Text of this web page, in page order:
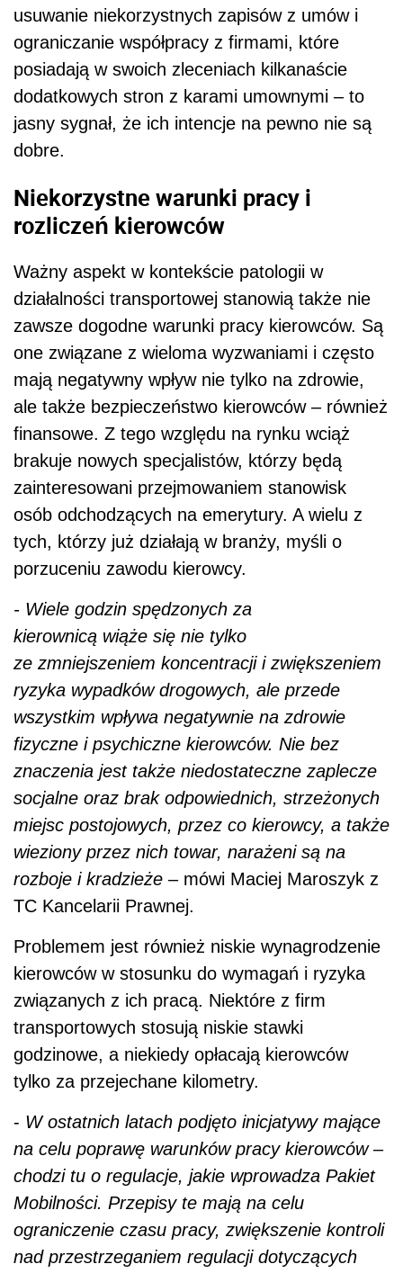
usuwanie niekorzystnych zapisów z umów i
ograniczanie współpracy z firmami, które
posiadają w swoich zleceniach kilkanaście
dodatkowych stron z karami umownymi – to
jasny sygnał, że ich intencje na pewno nie są
dobre.
Niekorzystne warunki pracy i
rozliczeń kierowców
Ważny aspekt w kontekście patologii w
działalności transportowej stanowią także nie
zawsze dogodne warunki pracy kierowców. Są
one związane z wieloma wyzwaniami i często
mają negatywny wpływ nie tylko na zdrowie,
ale także bezpieczeństwo kierowców – również
finansowe. Z tego względu na rynku wciąż
brakuje nowych specjalistów, którzy będą
zainteresowani przejmowaniem stanowisk
osób odchodzących na emerytury. A wielu z
tych, którzy już działają w branży, myśli o
porzuceniu zawodu kierowcy.
- Wiele godzin spędzonych za
kierownicą wiąże się nie tylko
ze zmniejszeniem koncentracji i zwiększeniem
ryzyka wypadków drogowych, ale przede
wszystkim wpływa negatywnie na zdrowie
fizyczne i psychiczne kierowców. Nie bez
znaczenia jest także niedostateczne zaplecze
socjalne oraz brak odpowiednich, strzeżonych
miejsc postojowych, przez co kierowcy, a także
wieziony przez nich towar, narażeni są na
rozboje i kradzieże – mówi Maciej Maroszyk z
TC Kancelarii Prawnej.
Problemem jest również niskie wynagrodzenie
kierowców w stosunku do wymagań i ryzyka
związanych z ich pracą. Niektóre z firm
transportowych stosują niskie stawki
godzinowe, a niekiedy opłacają kierowców
tylko za przejechane kilometry.
- W ostatnich latach podjęto inicjatywy mające
na celu poprawę warunków pracy kierowców–
chodzi tu o regulacje, jakie wprowadza Pakiet
Mobilności. Przepisy te mają na celu
ograniczenie czasu pracy, zwiększenie kontroli
nad przestrzeganiem regulacji dotyczących